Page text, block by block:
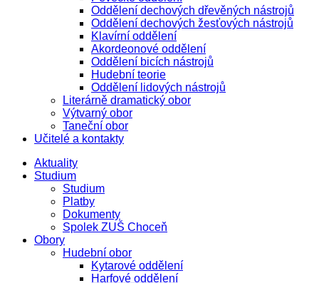
Oddělení dechových dřevěných nástrojů
Oddělení dechových žesťových nástrojů
Klavírní oddělení
Akordeonové oddělení
Oddělení bicích nástrojů
Hudební teorie
Oddělení lidových nástrojů
Literárně dramatický obor
Výtvarný obor
Taneční obor
Učitelé a kontakty
Aktuality
Studium
Studium
Platby
Dokumenty
Spolek ZUŠ Choceň
Obory
Hudební obor
Kytarové oddělení
Harfové oddělení